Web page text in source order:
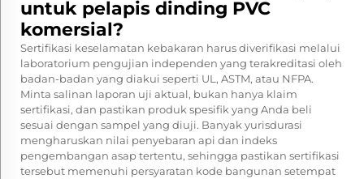
untuk pelapis dinding PVC
komersial?
Sertifikasi keselamatan kebakaran harus diverifikasi melalui
laboratorium pengujian independen yang terakreditasi oleh
badan-badan yang diakui seperti UL, ASTM, atau NFPA.
Minta salinan laporan uji aktual, bukan hanya klaim
sertifikasi, dan pastikan produk spesifik yang Anda beli
sesuai dengan sampel yang diuji. Banyak yurisdurasi
mengharuskan nilai penyebaran api dan indeks
pengembangan asap tertentu, sehingga pastikan sertifikasi
tersebut memenuhi persyaratan kode bangunan setempat